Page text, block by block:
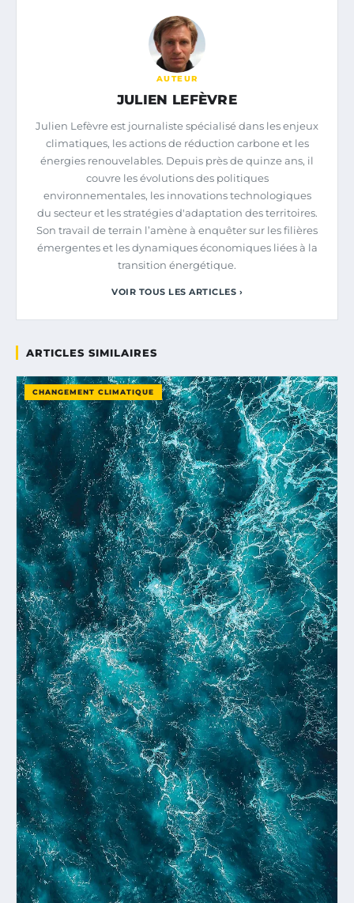
AUTEUR
JULIEN LEFÈVRE
Julien Lefèvre est journaliste spécialisé dans les enjeux
climatiques, les actions de réduction carbone et les
énergies renouvelables. Depuis près de quinze ans, il
couvre les évolutions des politiques
environnementales, les innovations technologiques
du secteur et les stratégies d'adaptation des territoires.
Son travail de terrain l’amène à enquêter sur les filières
émergentes et les dynamiques économiques liées à la
transition énergétique.
VOIR TOUS LES ARTICLES ›
ARTICLES SIMILAIRES
CHANGEMENT CLIMATIQUE